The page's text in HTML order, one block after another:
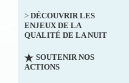
> DÉCOUVRIR LES
ENJEUX DE LA
QUALITÉ DE LA NUIT
SOUTENIR NOS
ACTIONS